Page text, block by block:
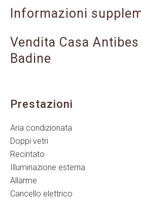
Informazioni
Vendita Casa
Badine
Prestazioni
Aria condizionata
Doppi vetri
Recintato
Illuminazione esterna
Allarme
Cancello elettrico